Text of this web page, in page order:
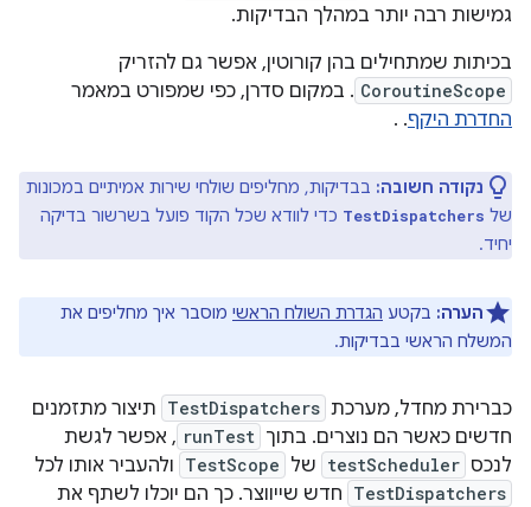
גמישות רבה יותר במהלך הבדיקות.
בכיתות שמתחילים בהן קורוטין, אפשר גם להזריק
CoroutineScope . במקום סדרן, כפי שמפורט במאמר
החדרת היקף. .
נקודה חשובה: בבדיקות, מחליפים שולחי שירות אמיתיים במכונות
של TestDispatchers כדי לוודא שכל הקוד פועל בשרשור בדיקה
יחיד.
הערה: בקטע הגדרת השולח הראשי מוסבר איך מחליפים את
המשלח הראשי בבדיקות.
כברירת מחדל, מערכת TestDispatchers תיצור מתזמנים
חדשים כאשר הם נוצרים. בתוך runTest , אפשר לגשת
לנכס testScheduler של TestScope ולהעביר אותו לכל
TestDispatchers חדש שייווצר. כך הם יוכלו לשתף את